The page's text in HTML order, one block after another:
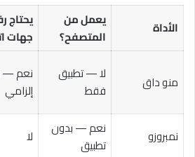
الأداة
يعمل من
المتصفح؟
يحتاج
جهات
منو داق
لا — تطبيق
فقط
نعم
إلزامي
نمبروزو
نعم — بدون
تطبيق
لا